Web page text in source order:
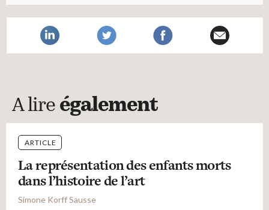
A lire également
ARTICLE
La représentation des enfants morts
dans l’histoire de l’art
Simone Korff Sausse